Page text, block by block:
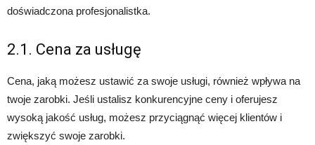
doświadczona profesjonalistka.
2.1. Cena za usługę
Cena, jaką możesz ustawić za swoje usługi, również wpływa na
twoje zarobki. Jeśli ustalisz konkurencyjne ceny i oferujesz
wysoką jakość usług, możesz przyciągnąć więcej klientów i
zwiększyć swoje zarobki.